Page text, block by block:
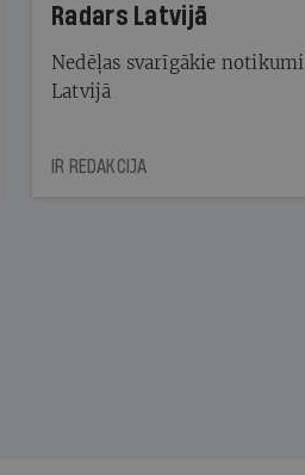
Radars Latvijā
Nedēļas svarīgākie notikumi
Latvijā
IR REDAKCIJA